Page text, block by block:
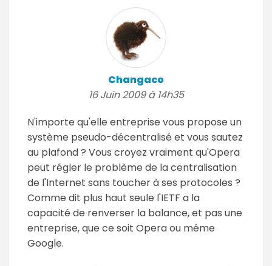
Changaco
16 Juin 2009 à 14h35
N'importe qu'elle entreprise vous propose un
système pseudo-décentralisé et vous sautez
au plafond ? Vous croyez vraiment qu'Opera
peut régler le problème de la centralisation
de l'Internet sans toucher à ses protocoles ?
Comme dit plus haut seule l'IETF a la
capacité de renverser la balance, et pas une
entreprise, que ce soit Opera ou même
Google.